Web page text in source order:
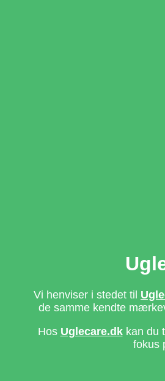
Vi henviser i stedet til
de samme kendte
Hos Uglecare.dkkan du
fokus